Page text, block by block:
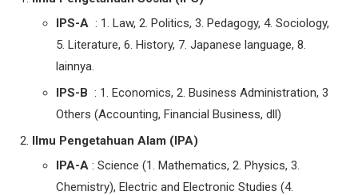
IPS-A : 1. Law, 2. Politics, 3. Pedagogy, 4. Sociology,
5. Literature, 6. History, 7. Japanese language, 8.
lainnya.
IPS-B : 1. Economics, 2. Business Administration, 3
Others (Accounting, Financial Business, dll)
Ilmu Pengetahuan Alam (IPA)
IPA-A : Science (1. Mathematics, 2. Physics, 3.
Chemistry), Electric and Electronic Studies (4.